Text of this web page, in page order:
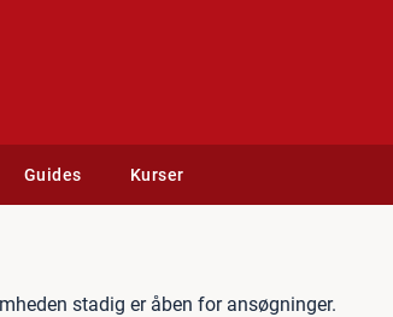
Guides Kurser
til SOSU
stadig er åben for ansøgninger.